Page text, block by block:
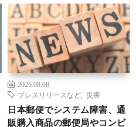
2026.08.08
プレスリリースなど
災害
日本郵便でシステム障害、通
販購入商品の郵便局やコンビ